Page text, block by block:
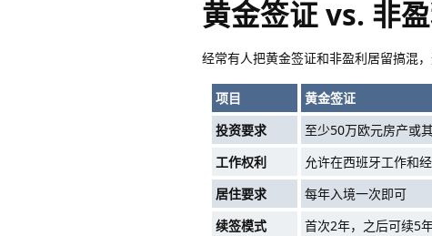
黄金签证 vs. 非
经常有人把黄金签证和非盈利居留搞混
项目 黄金签证
投资要求
至少50万欧元房产或
工作权利
允许在西班牙工作和
居住要求
每年入境一次即可
续签模式
首次2年，之后可续5